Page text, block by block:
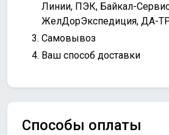
Линии, ПЭК, Байкал-
ЖелДорЭкспедиция, ДА-
Самовывоз
Ваш способ доставки
Способы оплаты